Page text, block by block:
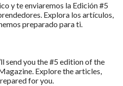
y te enviaremos la Edición #5
Explora los artículos,
preparado para ti.
send you the #5 edition of the
Explore the articles,
for you.